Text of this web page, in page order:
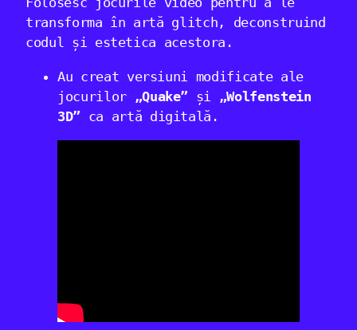
transforma în artă glitch, deconstruind
codul și estetica acestora.
Au creat versiuni modificate ale
jocurilor „Quake” și
„Wolfenstein
3D” ca artă digitală.